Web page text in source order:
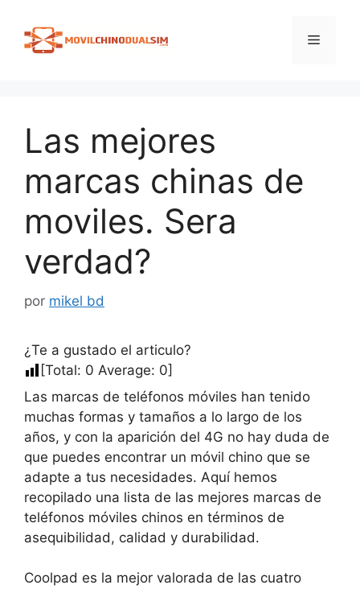
contenido
Menú
Las mejores
marcas chinas de
moviles. Sera
verdad?
por mikel bd
¿Te a gustado el articulo?
[Total: 0 Average: 0]
Las marcas de teléfonos móviles han tenido
muchas formas y tamaños a lo largo de los
años, y con la aparición del 4G no hay duda de
que puedes encontrar un móvil chino que se
adapte a tus necesidades. Aquí hemos
recopilado una lista de las mejores marcas de
teléfonos móviles chinos en términos de
asequibilidad, calidad y durabilidad.
Coolpad es la mejor valorada de las cuatro